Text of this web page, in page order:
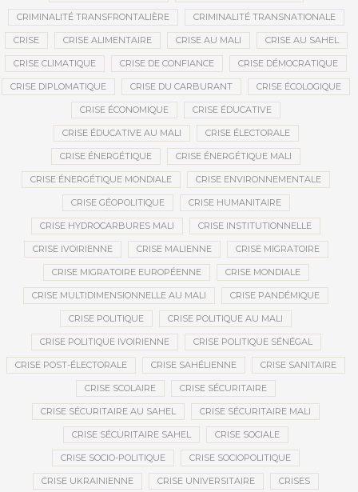
CRIMINALITÉ TRANSFRONTALIÈRE CRIMINALITÉ TRANSNATIONALE
CRISE CRISE ALIMENTAIRE CRISE AU MALI CRISE AU SAHEL
CRISE CLIMATIQUE CRISE DE CONFIANCE CRISE DÉMOCRATIQUE
CRISE DIPLOMATIQUE CRISE DU CARBURANT CRISE ÉCOLOGIQUE
CRISE ÉCONOMIQUE CRISE ÉDUCATIVE
CRISE ÉDUCATIVE AU MALI CRISE ÉLECTORALE
CRISE ÉNERGÉTIQUE CRISE ÉNERGÉTIQUE MALI
CRISE ÉNERGÉTIQUE MONDIALE CRISE ENVIRONNEMENTALE
CRISE GÉOPOLITIQUE CRISE HUMANITAIRE
CRISE HYDROCARBURES MALI CRISE INSTITUTIONNELLE
CRISE IVOIRIENNE CRISE MALIENNE CRISE MIGRATOIRE
CRISE MIGRATOIRE EUROPÉENNE CRISE MONDIALE
CRISE MULTIDIMENSIONNELLE AU MALI CRISE PANDÉMIQUE
CRISE POLITIQUE CRISE POLITIQUE AU MALI
CRISE POLITIQUE IVOIRIENNE CRISE POLITIQUE SÉNÉGAL
CRISE POST-ÉLECTORALE CRISE SAHÉLIENNE CRISE SANITAIRE
CRISE SCOLAIRE CRISE SÉCURITAIRE
CRISE SÉCURITAIRE AU SAHEL CRISE SÉCURITAIRE MALI
CRISE SÉCURITAIRE SAHEL CRISE SOCIALE
CRISE SOCIO-POLITIQUE CRISE SOCIOPOLITIQUE
CRISE UKRAINIENNE CRISE UNIVERSITAIRE CRISES